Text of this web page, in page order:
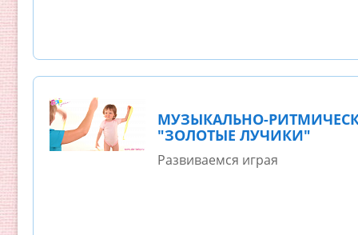
МУЗЫКАЛЬНО-
"ЗОЛОТЫЕ ЛУЧИКИ"
Развиваемся играя